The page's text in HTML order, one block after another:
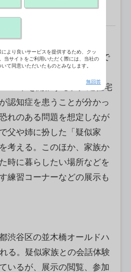
介護離職者の発生を少しで
業省は13日、“家族との会
ントを開催する。戸建住宅
認知症を患うことが分かっ
れのある問題を想定しなが
父や姉に扮した「疑似家
考える。このほか、家族か
時に暮らしたい場所などを
練習コーナーなどの展示も
渋谷区の並木橋オールドハ
る。疑似家族との会話体験
いるが、展示の閲覧、参加
より良いサービスを提供するため、クッ
当サイトをご利用いただく際には、当社の
て同意いただいたものとみなします。
無回答